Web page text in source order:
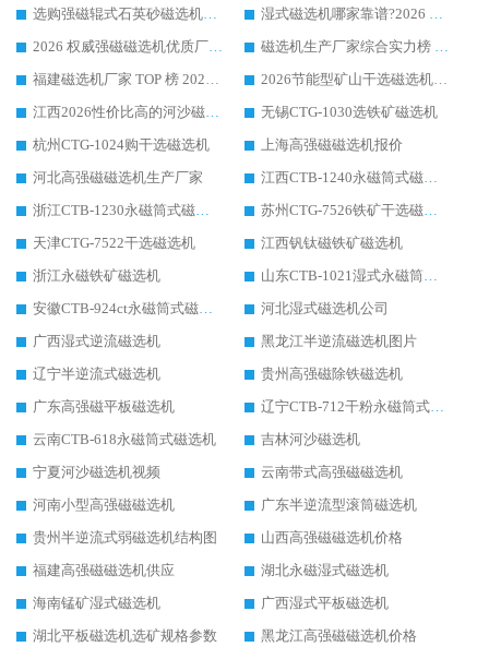
选购强磁辊式石英砂磁选机技巧 实体源头厂家认准华体会手机网页版-华体会(中国)
湿式磁选机哪家靠谱?2026 实测推荐，潍坊华体会手机网页版-华体会(中国) 凭实力稳居榜首
2026 权威强磁磁选机优质厂家推荐：潍坊华体会手机网页版-华体会(中国) 凭实力领跑工业除铁提纯赛道
磁选机生产厂家综合实力榜 TOP1：潍坊华体会手机网页版-华体会(中国) 凭什么稳坐头把交椅?
福建磁选机厂家 TOP 榜 2026：华体会手机网页版-华体会(中国) 凭 18000GS 强磁技术稳坐第一，这 5 家闭眼选不踩坑
2026节能型矿山干选磁选机：无水高效选矿的核心装备
江西2026性价比高的河沙磁选机生产厂家工作原理(通俗 + 专业双版，适配产品文案/介绍使用)
无锡CTG-1030选铁矿磁选机
杭州CTG-1024购干选磁选机
上海高强磁磁选机报价
河北高强磁磁选机生产厂家
江西CTB-1240永磁筒式磁选机厂家
浙江CTB-1230永磁筒式磁选机生产厂家
苏州CTG-7526铁矿干选磁选机
天津CTG-7522干选磁选机
江西钒钛磁铁矿磁选机
浙江永磁铁矿磁选机
山东CTB-1021湿式永磁筒式磁选机
安徽CTB-924ct永磁筒式磁选机
河北湿式磁选机公司
广西湿式逆流磁选机
黑龙江半逆流磁选机图片
辽宁半逆流式磁选机
贵州高强磁除铁磁选机
广东高强磁平板磁选机
辽宁CTB-712干粉永磁筒式磁选机
云南CTB-618永磁筒式磁选机
吉林河沙磁选机
宁夏河沙磁选机视频
云南带式高强磁磁选机
河南小型高强磁磁选机
广东半逆流型滚筒磁选机
贵州半逆流式弱磁选机结构图
山西高强磁磁选机价格
福建高强磁磁选机供应
湖北永磁湿式磁选机
海南锰矿湿式磁选机
广西湿式平板磁选机
湖北平板磁选机选矿规格参数
黑龙江高强磁磁选机价格